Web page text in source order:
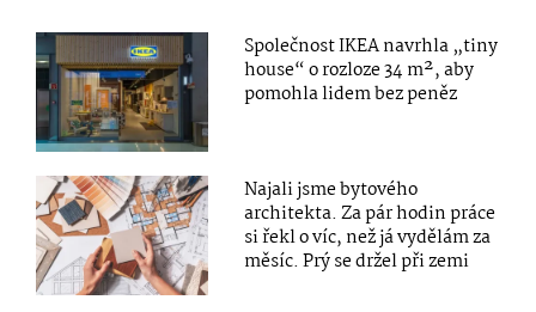
Společnost IKEA navrhla „tiny
house“ o rozloze 34 m², aby
pomohla lidem bez peněz
Najali jsme bytového
architekta. Za pár hodin práce
si řekl o víc, než já vydělám za
měsíc. Prý se držel při zemi